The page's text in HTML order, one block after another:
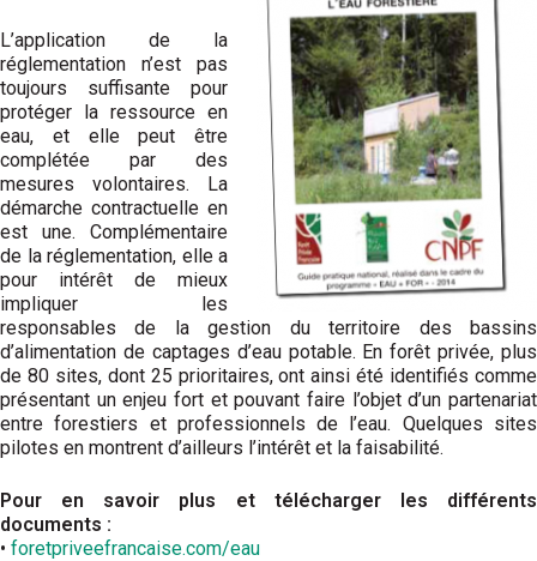
L’application de la
réglementation n’est pas
toujours suffisante pour
protéger la ressource en
eau, et elle peut être
complétée par des
mesures volontaires. La
démarche contractuelle en
est une. Complémentaire
de la réglementation, elle a
pour intérêt de mieux
impliquer les
responsables de la gestion du territoire des bassins
d’alimentation de captages d’eau potable. En forêt privée, plus
de 80 sites, dont 25 prioritaires, ont ainsi été identifiés comme
présentant un enjeu fort et pouvant faire l’objet d’un partenariat
entre forestiers et professionnels de l’eau. Quelques sites
pilotes en montrent d’ailleurs l’intérêt et la faisabilité.
Pour en savoir plus et télécharger les différents
documents :
• foretpriveefrancaise.com/eau